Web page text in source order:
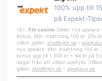
100% upp till
på Expekt-
18+. För casino: Gäller nya spelare
bonus. Min. insättning 100 kr. 20x
villkor gäller. stodlinjen.se – spelpa
nya spelare. Min. insättning 100
bonus upp till 1 500 kr + 64 kr på
dagar från att villkor uppfylls.
gäller. stodlinjen.se – spelpaus.se